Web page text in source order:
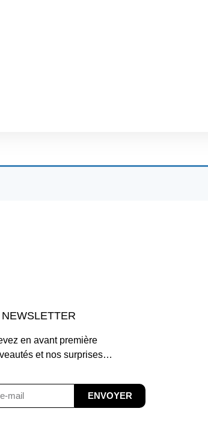
NEWSLETTER
en avant première
et nos surprises…
ENVOYER